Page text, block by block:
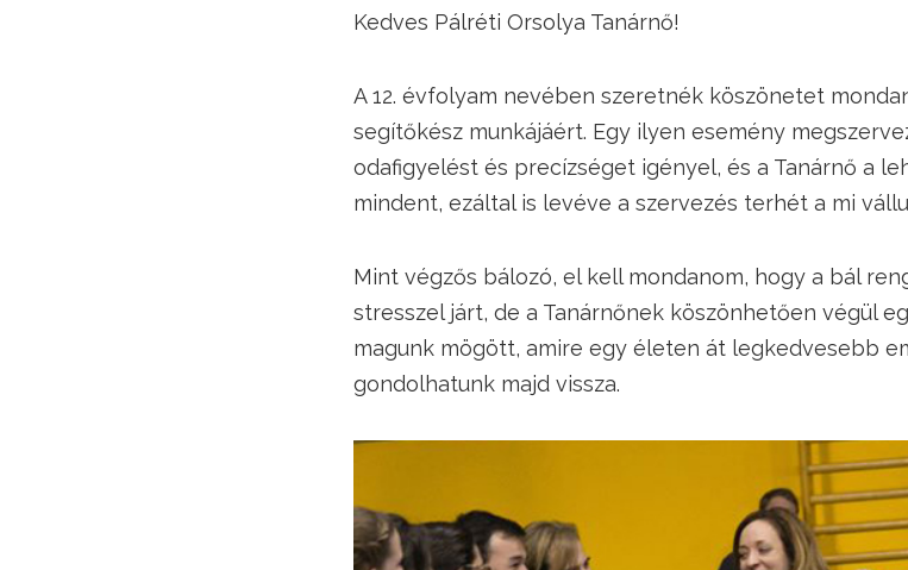
Kedves Pálréti Orsolya Tanárnő!
A 12. évfolyam nevében szeretnék köszönetet
segítőkész munkájáért. Egy ilyen esemény
odafigyelést és precízséget igényel, és a Tanárnő a
mindent, ezáltal is levéve a szervezés terhét a mi
Mint végzős bálozó, el kell mondanom, hogy a bál
stresszel járt, de a Tanárnőnek köszönhetően végül
magunk mögött, amire egy életen át legkedvesebb
gondolhatunk majd vissza.